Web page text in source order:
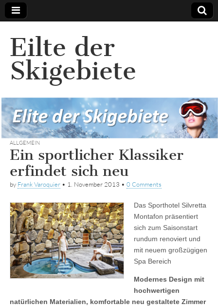
Eilte der
Skigebiete
ALLGEMEIN
Ein sportlicher Klassiker
erfindet sich neu
by Frank Varoquier • 1. November 2013 • 0 Comments
Das Sporthotel Silvretta
Montafon präsentiert
sich zum Saisonstart
rundum renoviert und
mit neuem großzügigen
Spa Bereich
Modernes Design mit
hochwertigen
natürlichen Materialien, komfortable neu gestaltete Zimmer